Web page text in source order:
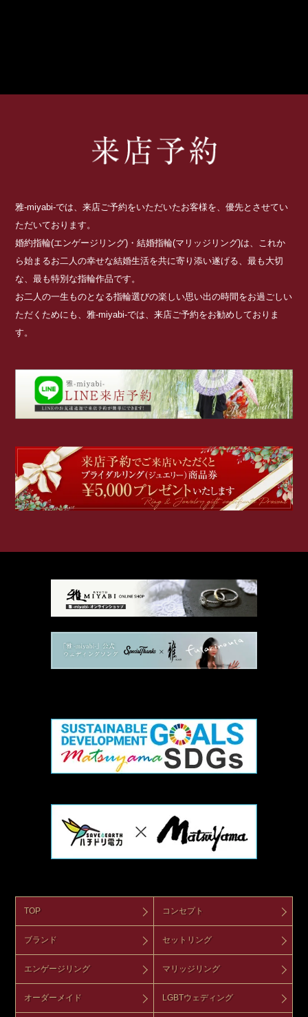
雅-miyabi-では、来店ご予約をいただいたお客様を、優先とさせてい
ただいております。
婚約指輪(エンゲージリング)・結婚指輪(マリッジリング)は、これか
ら始まるお二人の幸せな結婚生活を共に寄り添い遂げる、最も大切
な、最も特別な指輪作品です。
お二人の一生ものとなる指輪選びの楽しい思い出の時間をお過ごしい
ただくためにも、雅-miyabi-では、来店ご予約をお勧めしておりま
す。
TOP コンセプト
ブランド セットリング
エンゲージリング マリッジリング
オーダーメイド LGBTウェディング